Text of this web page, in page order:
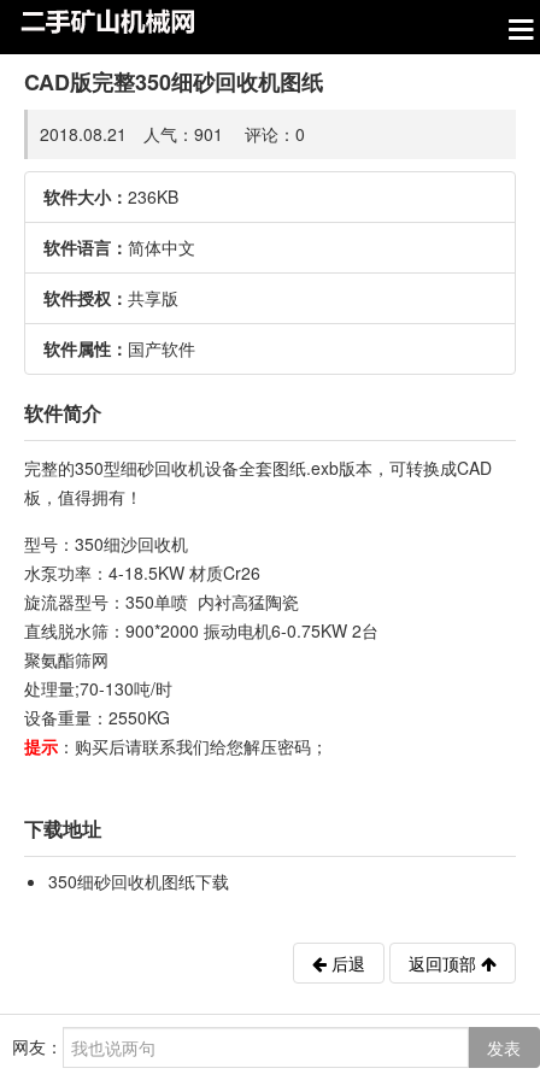
CAD版完整350细砂回收机图纸
2018.08.21 人气： 901 评论： 0
软件大小： 236KB
软件语言： 简体中文
软件授权： 共享版
软件属性： 国产软件
软件简介
完整的350型细砂回收机设备全套图纸.exb版本，可转换成CAD
板，值得拥有！
型号：350细沙回收机
水泵功率：4-18.5KW 材质Cr26
旋流器型号：350单喷 内衬高猛陶瓷
直线脱水筛：900*2000 振动电机6-0.75KW 2台
聚氨酯筛网
处理量;70-130吨/时
设备重量：2550KG
提示 ：购买后请联系我们给您解压密码；
下载地址
350细砂回收机图纸下载
后退 返回顶部
网友： 发表